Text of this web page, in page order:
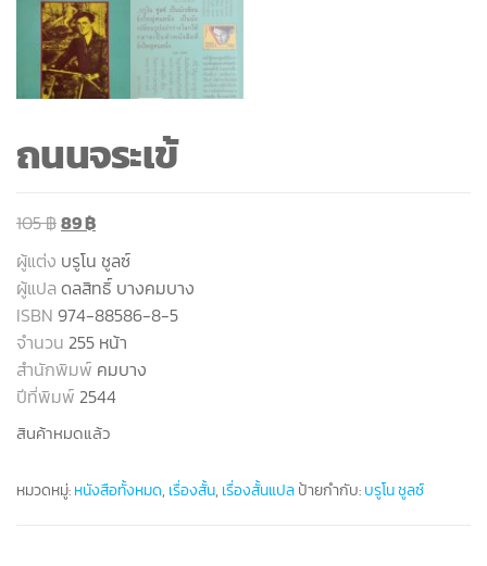
ถนนจระเข้
105฿89฿
ผู้แต่ง บรูโน ชูลซ์
ผู้แปลดลสิทธิ์ บางคมบาง
ISBN 974-88586-8-5
จำนวน 255 หน้า
สำนักพิมพ์ คมบาง
ปีที่พิมพ์ 2544
สินค้าหมดแล้ว
หมวดหมู่:หนังสือทั้งหมด, เรื่องสั้น, เรื่องสั้นแปลป้ายกำกับ:บรูโน ชูลซ์